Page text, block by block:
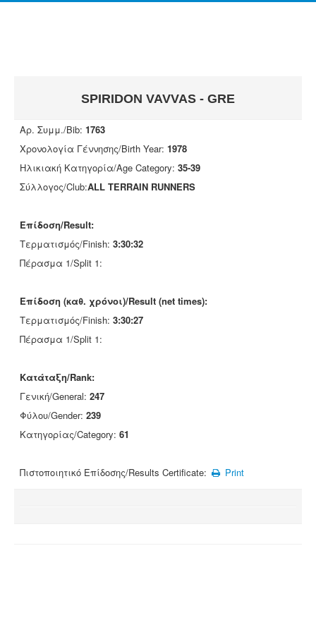
SPIRIDON VAVVAS - GRE
Αρ. Συμμ./Bib: 1763
Χρονολογία Γέννησης/Birth Year: 1978
Ηλικιακή Κατηγορία/Age Category: 35-39
Σύλλογος/Club:ALL TERRAIN RUNNERS
Επίδοση/Result:
Τερματισμός/Finish: 3:30:32
Πέρασμα 1/Split 1:
Επίδοση (καθ. χρόνοι)/Result (net times):
Τερματισμός/Finish: 3:30:27
Πέρασμα 1/Split 1:
Κατάταξη/Rank:
Γενική/General: 247
Φύλου/Gender: 239
Κατηγορίας/Category: 61
Πιστοποιητικό Επίδοσης/Results Certificate: Print